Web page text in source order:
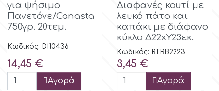
SuperBox
t
για ψήσιμο
Πανετόνε/Canasta
750γρ. 20τεμ.
Κωδικός: DI10436
Τιμή
14,45 €
Αγορά
Διαφανές κουτί με
λευκό πάτο και
καπάκι με διάφανο
κύκλο Δ22xΥ23εκ.
Κωδικός: RTRB2223
Τιμή
3,45 €
Αγορά